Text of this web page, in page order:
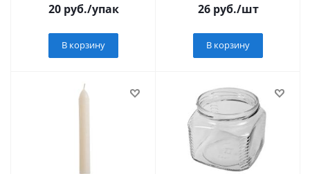
20руб./упак
В корзину
26руб./шт
В корзину